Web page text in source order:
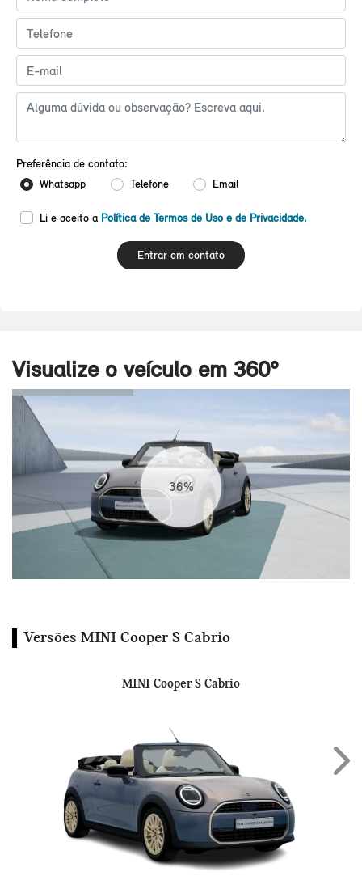
Preferência de contato:
Whatsapp
Telefone Email
Li e aceito a Política de Termos de Uso e de Privacidade.
Entrar em contato
Visualize o veículo em 360°
42%
Versões MINI Cooper S Cabrio
MINI Cooper S Cabrio
Next